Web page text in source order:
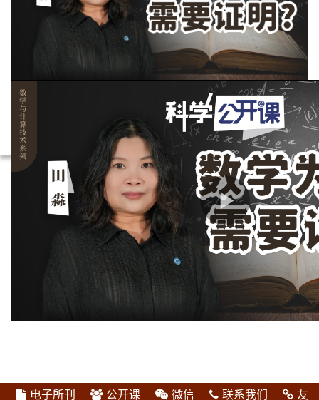
视
电子所刊 公开课 微信 联系我们
友